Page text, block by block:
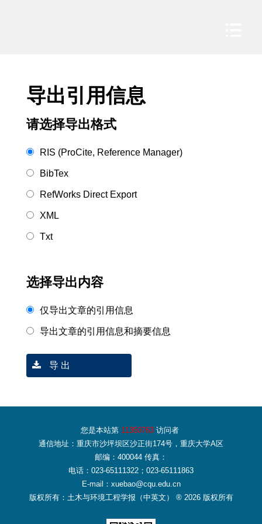
导出引用信息
请选择导出格式
RIS (ProCite, Reference Manager)
BibTex
RefWorks Direct Export
XML
Txt
选择导出内容
仅导出文章的引用信息
导出文章的引用信息和摘要信息
导 出
您是本站第 11350763 访问者
通信地址：重庆市沙坪坝区沙正街174号，重庆大学A区
邮编：400044 传真：
电话：023-65111322；023-65111863
E-mail：xuebao@cqu.edu.cn
版权所有：土木与环境工程学报（中英文） ® 2026 版权所有